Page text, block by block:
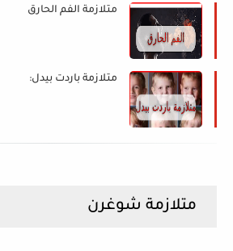
متلازمة الفم الحارق
متلازمة باردت بيدل:
متلازمة شوغرن